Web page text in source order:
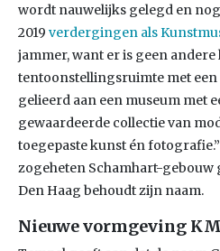
wordt nauwelijks gelegd en
2019 verdergingen als
jammer, want er is geen andere
tentoonstellingsruimte met
gelieerd aan een museum met
gewaardeerde collectie van
toegepaste kunst én
zogeheten Schamhart-gebouw
Den Haag behoudt zijn naam.
Nieuwe vormgeving